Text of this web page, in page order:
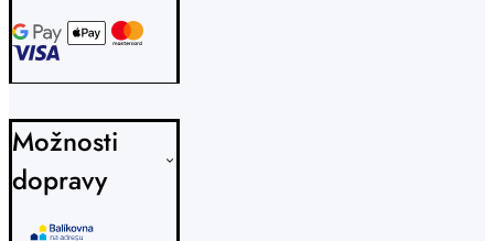
Možnosti
dopravy